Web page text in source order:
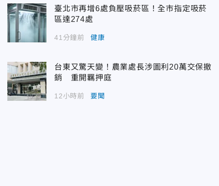
臺北市再增6處負壓吸菸區！全市指定吸菸
區達274處
41分鐘前 健康
台東又驚天變！農業處長涉圖利20萬交保撤
銷 重開羈押庭
12小時前 要聞